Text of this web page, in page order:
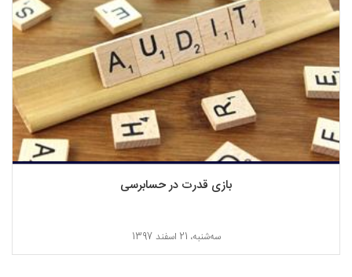
بازی قدرت در حسابرسی
ﺳﻪشنبه، 21 اسفند 1397